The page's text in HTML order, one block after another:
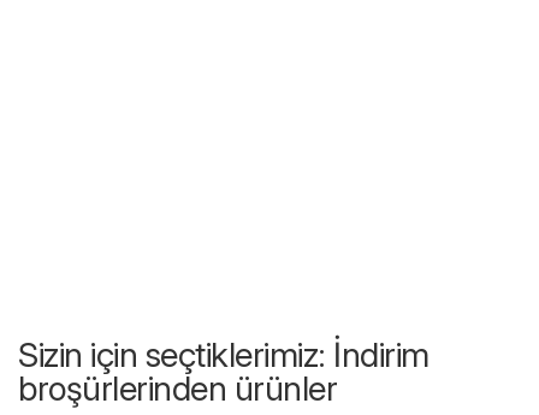
Sizin için seçtiklerimiz: İndirim
broşürlerinden ürünler